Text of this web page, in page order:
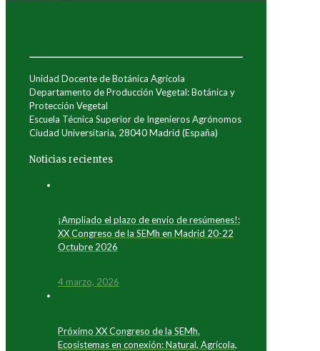
Unidad Docente de Botánica Agrícola
Departamento de Producción Vegetal: Botánica y
Protección Vegetal
Escuela Técnica Superior de Ingenieros Agrónomos
Ciudad Universitaria, 28040 Madrid (España)
Noticias recientes
¡Ampliado el plazo de envío de resúmenes!:
XX Congreso de la SEMh en Madrid 20-22
Octubre 2026
4 marzo, 2026
Próximo XX Congreso de la SEMh.
Ecosistemas en conexión: Natural, Agrícola,